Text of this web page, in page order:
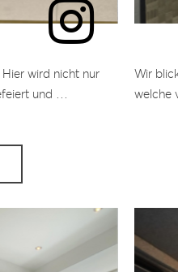
Hier wird nicht nur
und …
Wir
welche